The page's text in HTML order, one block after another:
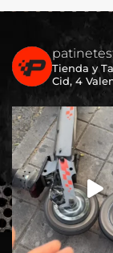
Tienda y
Cid, 4